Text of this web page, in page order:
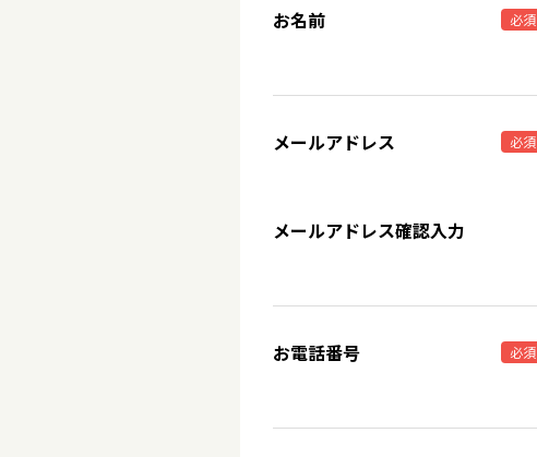
お名前 必須
メールアドレス 必須
メールアドレス確認入力
お電話番号 必須